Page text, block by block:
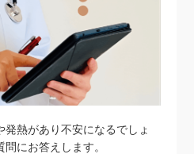
熱があり不安になるでしょ
にお答えします。